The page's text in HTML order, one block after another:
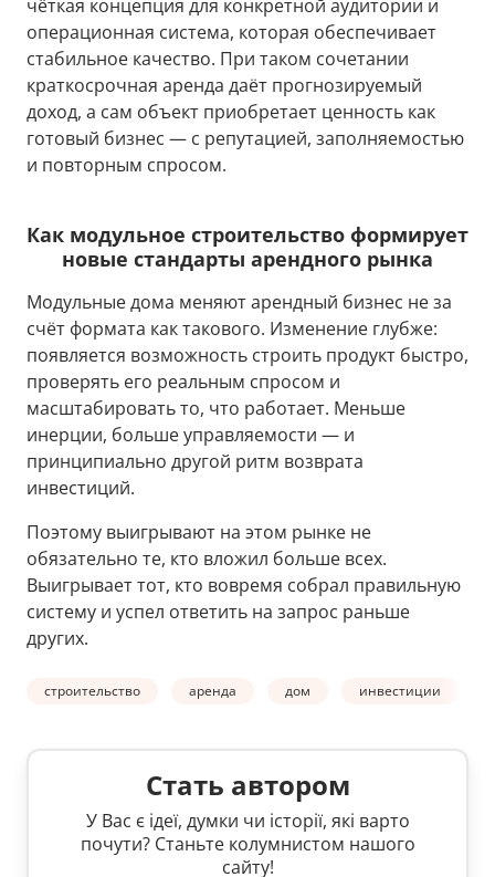
чёткая концепция для конкретной аудитории и
операционная система, которая обеспечивает
стабильное качество. При таком сочетании
краткосрочная аренда даёт прогнозируемый
доход, а сам объект приобретает ценность как
готовый бизнес — с репутацией, заполняемостью
и повторным спросом.
Как модульное строительство формирует
новые стандарты арендного рынка
Модульные дома меняют арендный бизнес не за
счёт формата как такового. Изменение глубже:
появляется возможность строить продукт быстро,
проверять его реальным спросом и
масштабировать то, что работает. Меньше
инерции, больше управляемости — и
принципиально другой ритм возврата
инвестиций.
Поэтому выигрывают на этом рынке не
обязательно те, кто вложил больше всех.
Выигрывает тот, кто вовремя собрал правильную
систему и успел ответить на запрос раньше
других.
строительство аренда дом инвестиции
Стать автором
У Вас є ідеї, думки чи історії, які варто
почути? Станьте колумнистом нашого
сайту!